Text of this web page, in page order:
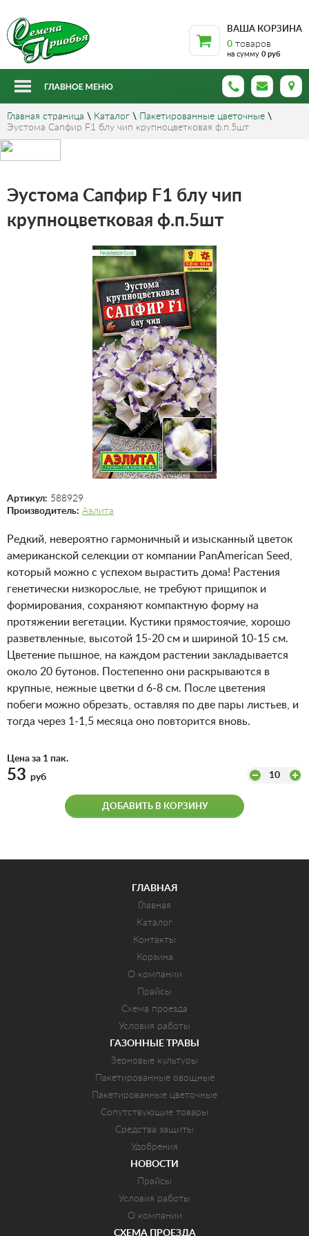
ВАША КОРЗИНА
0 товаров
на сумму 0 руб
Главная страница \ Каталог \ Пакетированные цветочные \
Эустома Сапфир F1 блу чип крупноцветковая ф.п.5шт
Эустома Сапфир F1 блу чип
крупноцветковая ф.п.5шт
Артикул: 588929
Производитель: Аэлита
Редкий, невероятно гармоничный и изысканный цветок
американской селекции от компании PanAmerican Seed,
который можно с успехом вырастить дома! Растения
генетически низкорослые, не требуют прищипок и
формирования, сохраняют компактную форму на
протяжении вегетации. Кустики прямостоячие, хорошо
разветвленные, высотой 15-20 см и шириной 10-15 см.
Цветение пышное, на каждом растении закладывается
около 20 бутонов. Постепенно они раскрываются в
крупные, нежные цветки d 6-8 см. После цветения
побеги можно обрезать, оставляя по две пары листьев, и
тогда через 1-1,5 месяца оно повторится вновь.
Цена за 1 пак.
53 руб 10
ДОБАВИТЬ В КОРЗИНУ
ГЛАВНАЯ
Главная
Каталог
Контакты
Корзина
О компании
Прайсы
Схема проезда
Условия работы
ГАЗОННЫЕ ТРАВЫ
Зерновые культуры
Пакетированные овощные
Пакетированные цветочные
Сопутствующие товары
Средства защиты
Удобрения
НОВОСТИ
Прайсы
Условия работы
О компании
СХЕМА ПРОЕЗДА